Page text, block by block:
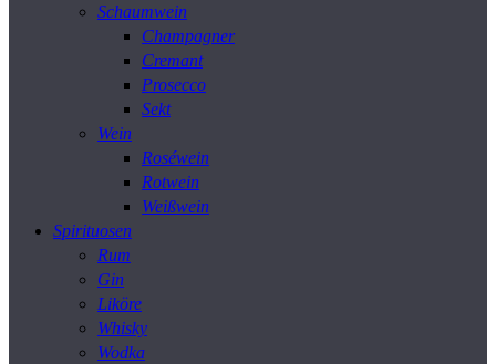
Schaumwein
Champagner
Cremant
Prosecco
Sekt
Wein
Roséwein
Rotwein
Weißwein
Spirituosen
Rum
Gin
Liköre
Whisky
Wodka